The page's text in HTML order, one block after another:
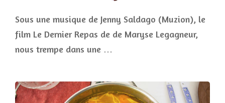
Sous une musique de Jenny Saldago (Muzion), le
film Le Dernier Repas de de Maryse Legagneur,
nous trempe dans une …